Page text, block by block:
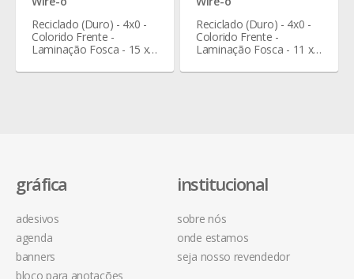
Reciclado (Duro) - 4x0 -
Colorido Frente -
Laminação Fosca - 15 x
Reciclado (Duro) - 4x0 -
Colorido Frente -
Laminação Fosca - 11 x
institucional
sobre nós
onde estamos
seja nosso revendedor
gráfica
adesivos
agenda
banners
bloco para anotações